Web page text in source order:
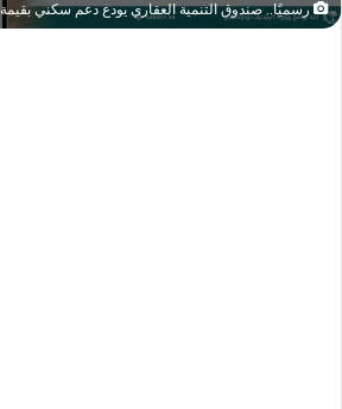
رسميًا.. صندوق التنمية العقاري يودع دعم سكني بقيمة 1.1 مليار ريال لشهر أبريل